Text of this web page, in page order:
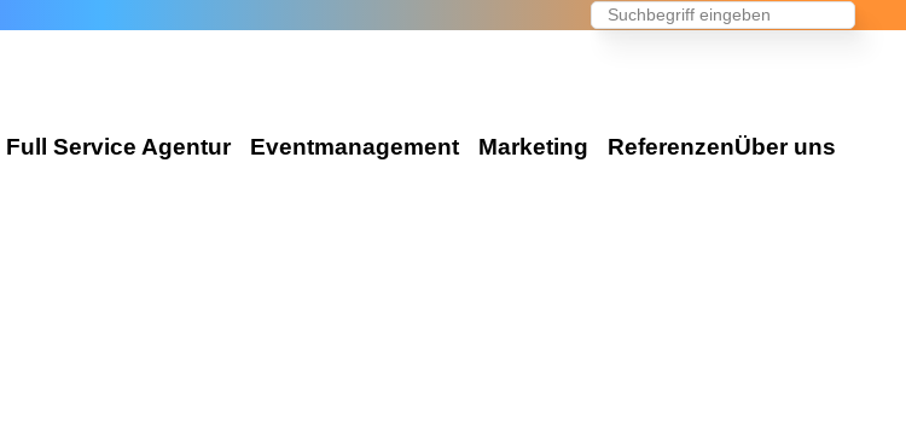
Full Service Agentur Eventmanagement Marketing ReferenzenÜber uns